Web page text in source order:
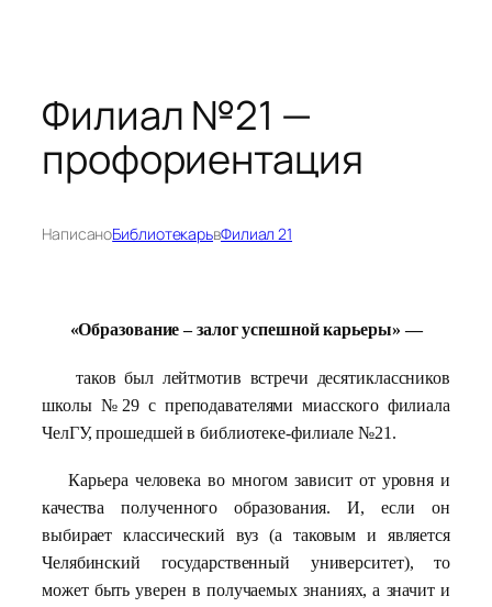
Филиал №21 —
профориентация
НаписаноБиблиотекарьвФилиал 21
«Образование – залог успешной карьеры» —
таков был лейтмотив встречи десятиклассников
школы №29 с преподавателями миасского филиала
ЧелГУ, прошедшей в библиотеке-филиале №21.
Карьера человека во многом зависит от уровня и
качества полученного образования. И, если он
выбирает классический вуз (а таковым и является
Челябинский государственный университет), то
может быть уверен в получаемых знаниях, а значит и